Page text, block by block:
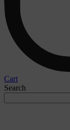
Cart
Search